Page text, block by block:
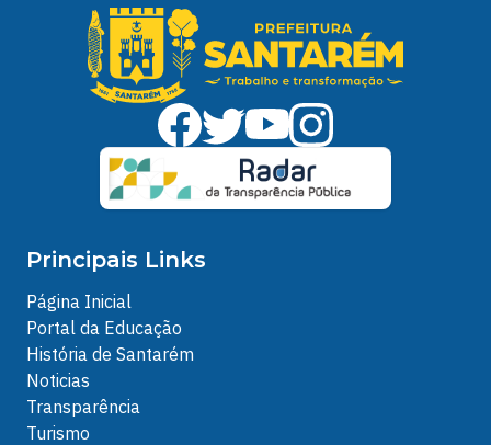
Principais Links
Página Inicial
Portal da Educação
História de Santarém
Noticias
Transparência
Turismo